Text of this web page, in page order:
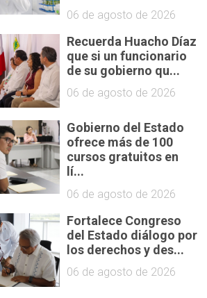
06 de agosto de 2026
Recuerda Huacho Díaz
que si un funcionario
de su gobierno qu...
06 de agosto de 2026
Gobierno del Estado
ofrece más de 100
cursos gratuitos en
lí...
06 de agosto de 2026
Fortalece Congreso
del Estado diálogo por
los derechos y des...
06 de agosto de 2026